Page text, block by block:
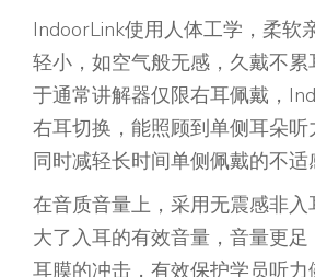
IndoorLink使用人体工学，柔软
轻小，如空气般无感，久戴不累
于通常讲解器仅限右耳佩戴，
右耳切换，能照顾到单侧耳朵听
同时减轻长时间单侧佩戴的不适
在音质音量上，采用无震感非入
大了入耳的有效音量，音量更
耳膜的冲击，有效保护学员听力